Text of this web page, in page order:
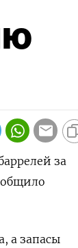
за
а запасы